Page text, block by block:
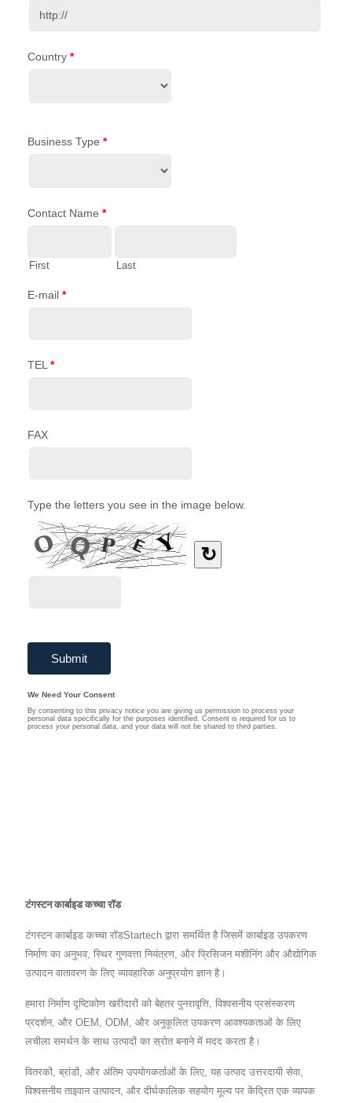
टंगस्टन कार्बाइड कच्चा रॉड
टंगस्टन कार्बाइड कच्चा रॉडStartech द्वारा समर्थित है जिसमें कार्बाइड उपकरण
निर्माण का अनुभव, स्थिर गुणवत्ता नियंत्रण, और प्रिसिजन मशीनिंग और औद्योगिक
उत्पादन वातावरण के लिए व्यावहारिक अनुप्रयोग ज्ञान है।
हमारा निर्माण दृष्टिकोण खरीदारों को बेहतर पुनरावृत्ति, विश्वसनीय प्रसंस्करण
प्रदर्शन, और OEM, ODM, और अनुकूलित उपकरण आवश्यकताओं के लिए
लचीला समर्थन के साथ उत्पादों का स्रोत बनाने में मदद करता है।
वितरकों, ब्रांडों, और अंतिम उपयोगकर्ताओं के लिए, यह उत्पाद उत्तरदायी सेवा,
विश्वसनीय ताइवान उत्पादन, और दीर्घकालिक सहयोग मूल्य पर केंद्रित एक व्यापक